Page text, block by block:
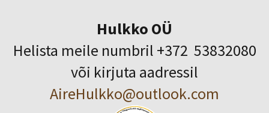
Hulkko OÜ
Helista meile numbril +372 53832080
või kirjuta aadressil
AireHulkko@outlook.com